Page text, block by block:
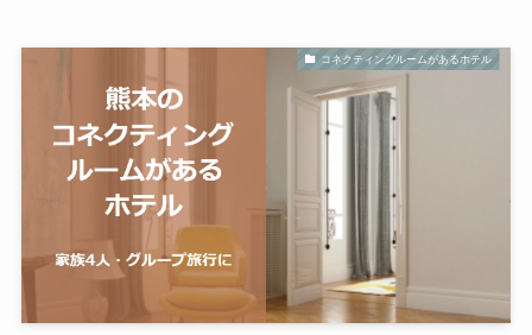
コネクティングルームがあるホテル